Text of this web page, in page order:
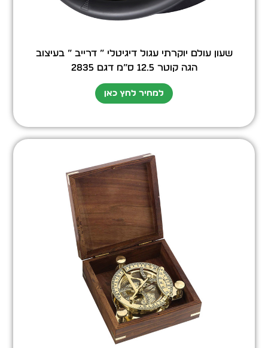
שעון עולם יוקרתי עגול דיגיטלי ” דרייב ” בעיצוב
הגה קוטר 12.5 ס”מ דגם 2835
למחיר לחץ כאן